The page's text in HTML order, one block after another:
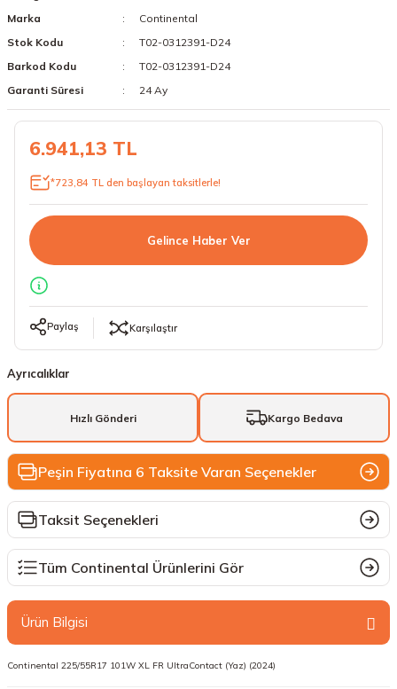
19 Lastikler
20 Lastikler
23 Lastikler
Marka
Continental
Stok Kodu
T02-0312391-D24
Barkod Kodu
T02-0312391-D24
Garanti Süresi
24 Ay
6.941,13 TL
*723,84 TL den başlayan taksitlerle!
Gelince Haber Ver
Paylaş Karşılaştır
Ayrıcalıklar
Hızlı Gönderi Kargo Bedava
Peşin Fiyatına 6 Taksite Varan Seçenekler
Taksit Seçenekleri
Tüm Continental Ürünlerini Gör
Ürün Bilgisi
Continental 225/55R17 101W XL FR UltraContact (Yaz) (2024)